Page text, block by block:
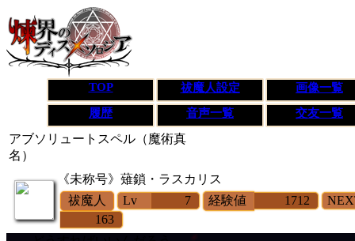
TOP 祓魔人設定
画像一覧
履歴
音声一覧 交友一覧
アブソリュートスペル（魔術真
名）
《未称号》 薙鎖・ラスカリス
祓魔人
Lv 7 経験値 1712
163